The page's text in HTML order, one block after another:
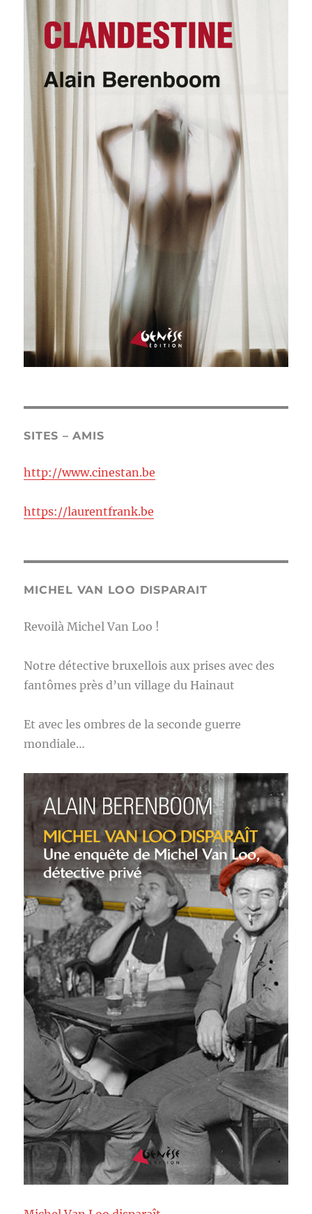
SITES – AMIS
http://www.cinestan.be
https://laurentfrank.be
MICHEL VAN LOO DISPARAIT
Revoilà Michel Van Loo !
Notre détective bruxellois aux prises avec des
fantômes près d’un village du Hainaut
Et avec les ombres de la seconde guerre
mondiale…